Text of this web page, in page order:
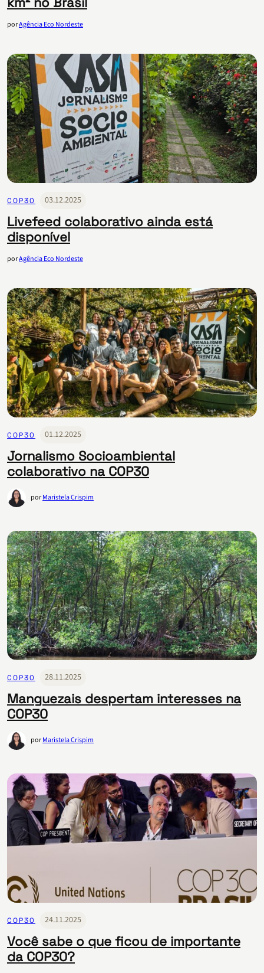
porAgência Eco Nordeste
COP30 03.12.2025
Livefeed colaborativo ainda está
disponível
porAgência Eco Nordeste
COP30 01.12.2025
Jornalismo Socioambiental
colaborativo na COP30
porMaristela Crispim
COP30 28.11.2025
Manguezais despertam interesses na
COP30
porMaristela Crispim
COP30 24.11.2025
Você sabe o que ficou de importante
da COP30?